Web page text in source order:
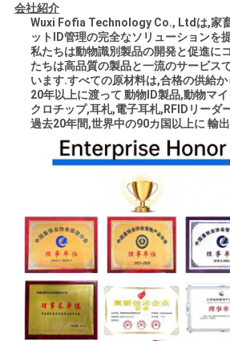
会社紹介
Wuxi Fofia Technology Co., Ltdは,家
ットID管理の完全なソリューションを
私たちは動物識別製品の開発と促進に
たちは高品質の製品と一流のサービス
います.すべての原材料は,合格の供給
20年以上に渡って 動物ID製品,動物マ
クロチップ,耳札,電子耳札,RFIDリーダ
過去20年間,世界中の90カ国以上に 輸